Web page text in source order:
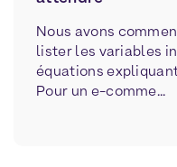
Nous avons
lister les variables
équations
Pour un e-comme...